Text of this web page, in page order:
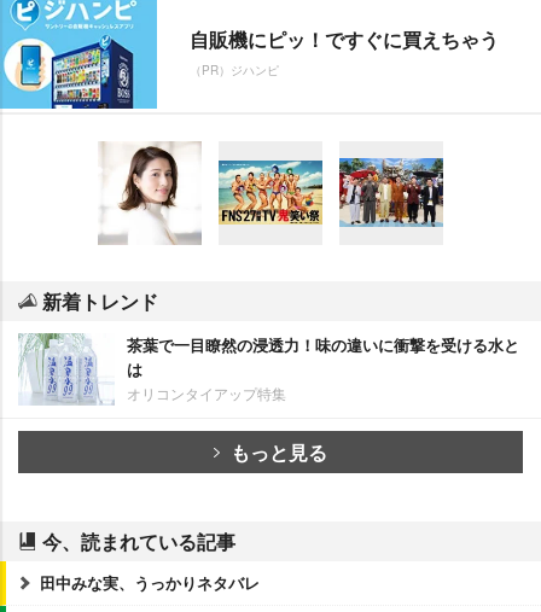
自販機にピッ！ですぐに買えちゃう
（PR）ジハンピ
新着トレンド
茶葉で一目瞭然の浸透力！味の違いに衝撃を受ける水と
は
オリコンタイアップ特集
もっと見る
今、読まれている記事
田中みな実、うっかりネタバレ